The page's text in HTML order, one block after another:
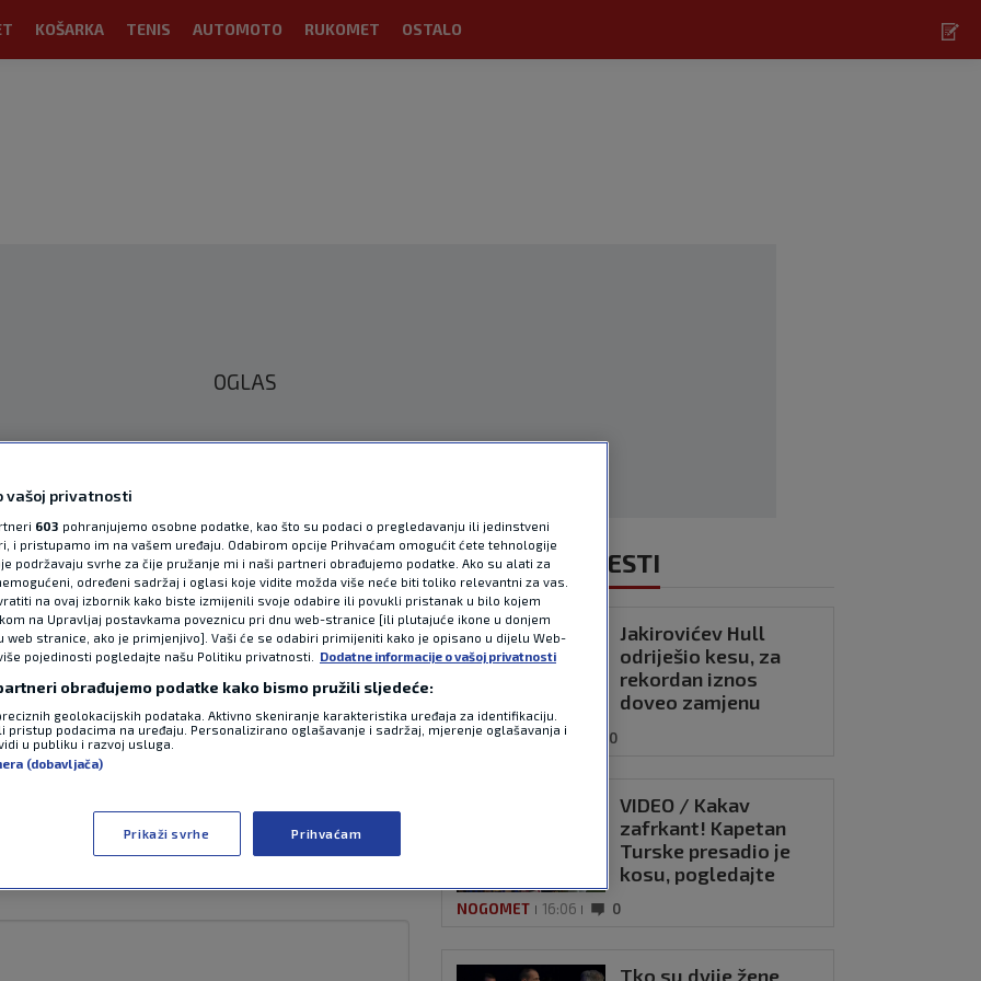
KOŠARKA TENIS AUTOMOTO RUKOMET OSTALO
OGLAS
prvenstvo
još jednom
10:08 0 komentara
započet će s tri ceremonije otvaranja
triju zemalja domaćina: Meksika,
objavila je FIFA. Pročitaj više
NAJNOVIJE VIJESTI
Jakirovićev Hull
odriješio kesu, za
rekordan iznos
doveo zamjenu
NOGOMET 16:21 0
VIDEO / Kakav
zafrkant! Kapetan
Turske presadio je
kosu, pogledajte
našalio s njim
NOGOMET 16:06 0
Tko su dvije žene
vašoj privatnosti
603 pohranjujemo osobne podatke, kao što su podaci o pregledavanju ili jedinstveni
i pristupamo im na vašem uređaju. Odabirom opcije Prihvaćam omogućit ćete tehnologije
podržavaju svrhe za čije pružanje mi i naši partneri obrađujemo podatke. Ako su alati za
određeni sadržaj i oglasi koje vidite možda više neće biti toliko relevantni za vas.
na ovaj izbornik kako biste izmijenili svoje odabire ili povukli pristanak u bilo kojem
na Upravljaj postavkama poveznicu pri dnu web-stranice [ili plutajuće ikone u donjem
web stranice, ako je primjenjivo]. Vaši će se odabiri primijeniti kako je opisano u dijelu Web-
pojedinosti pogledajte našu Politiku privatnosti.
Dodatne informacije o vašoj privatnosti
obrađujemo podatke kako bismo pružili sljedeće:
geolokacijskih podataka. Aktivno skeniranje karakteristika uređaja za identifikaciju.
pristup podacima na uređaju. Personalizirano oglašavanje i sadržaj, mjerenje oglašavanja i
u publiku i razvoj usluga.
(dobavljača)
Prikaži svrhe Prihvaćam